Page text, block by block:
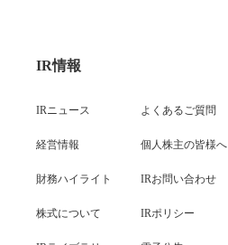
IR情報
IRニュース
経営情報
財務ハイライト
株式について
よくあるご質問
個人株主の皆様へ
IRお問い合わせ
IRポリシー